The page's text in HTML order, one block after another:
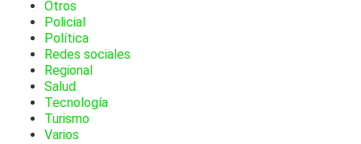
Otros
Policial
Política
Redes sociales
Regional
Salud
Tecnología
Turismo
Varios